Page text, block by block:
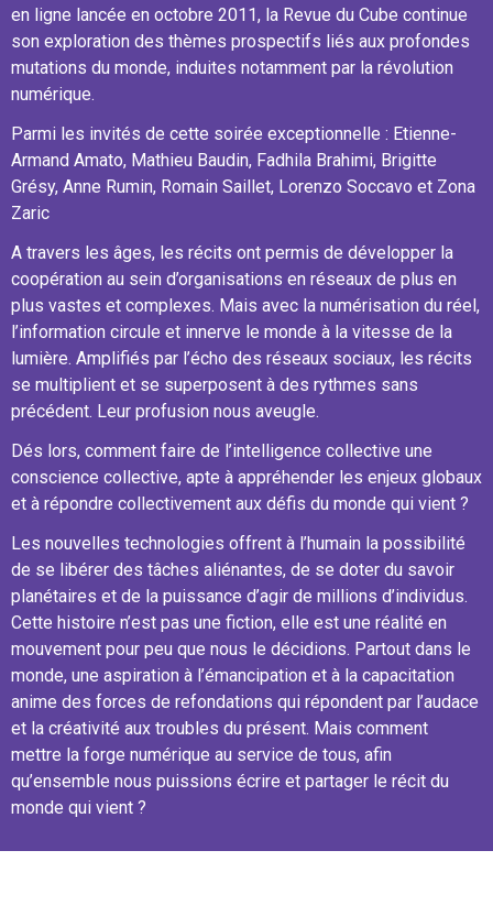
en ligne lancée en octobre 2011, la Revue du Cube continue
son exploration des thèmes prospectifs liés aux profondes
mutations du monde, induites notamment par la révolution
numérique.​
Parmi les invités de cette soirée exceptionnelle : Etienne-
Armand Amato, Mathieu Baudin, Fadhila Brahimi, Brigitte
Grésy, Anne Rumin, Romain Saillet, Lorenzo Soccavo et Zona
Zaric
A travers les âges, les récits ont permis de développer la
coopération au sein d’organisations en réseaux de plus en
plus vastes et complexes. Mais avec la numérisation du réel,
l’information circule et innerve le monde à la vitesse de la
lumière. Amplifiés par l’écho des réseaux sociaux, les récits
se multiplient et se superposent à des rythmes sans
précédent. Leur profusion nous aveugle.
Dés lors, comment faire de l’intelligence collective une
conscience collective, apte à appréhender les enjeux globaux
et à répondre collectivement aux défis du monde qui vient ?
Les nouvelles technologies offrent à l’humain la possibilité
de se libérer des tâches aliénantes, de se doter du savoir
planétaires et de la puissance d’agir de millions d’individus.
Cette histoire n’est pas une fiction, elle est une réalité en
mouvement pour peu que nous le décidions. Partout dans le
monde, une aspiration à l’émancipation et à la capacitation
anime des forces de refondations qui répondent par l’audace
et la créativité aux troubles du présent. Mais comment
mettre la forge numérique au service de tous, afin
qu’ensemble nous puissions écrire et partager le récit du
monde qui vient ?